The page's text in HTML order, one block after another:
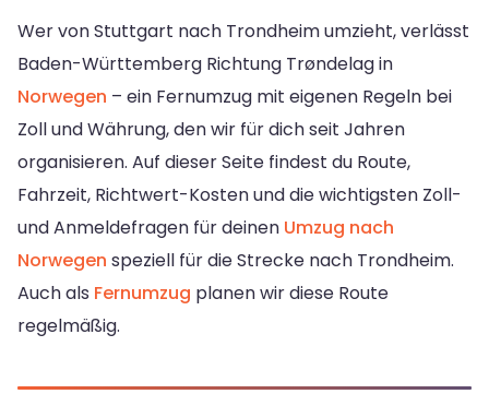
Wer von Stuttgart nach Trondheim umzieht, verlässt
Baden-Württemberg Richtung Trøndelag in
Norwegen – ein Fernumzug mit eigenen Regeln bei
Zoll und Währung, den wir für dich seit Jahren
organisieren. Auf dieser Seite findest du Route,
Fahrzeit, Richtwert-Kosten und die wichtigsten Zoll-
und Anmeldefragen für deinen Umzug nach
Norwegen speziell für die Strecke nach Trondheim.
Auch als Fernumzug planen wir diese Route
regelmäßig.